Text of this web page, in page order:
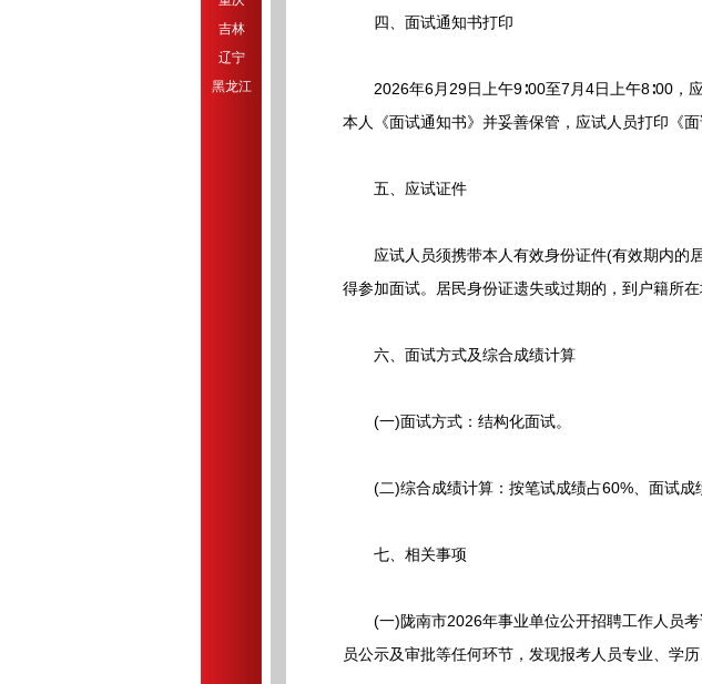
吉林
辽宁
黑龙江
四、面试通知书打印
2026年6月29日上午9∶00至7月4日上午8∶00，
本人《面试通知书》并妥善保管，应试人员打印《
五、应试证件
应试人员须携带本人有效身份证件(有效期内的
得参加面试。居民身份证遗失或过期的，到户籍所
六、面试方式及综合成绩计算
(一)面试方式：结构化面试。
(二)综合成绩计算：按笔试成绩占60%、面试成
七、相关事项
(一)陇南市2026年事业单位公开招聘工作人员考
员公示及审批等任何环节，发现报考人员专业、学